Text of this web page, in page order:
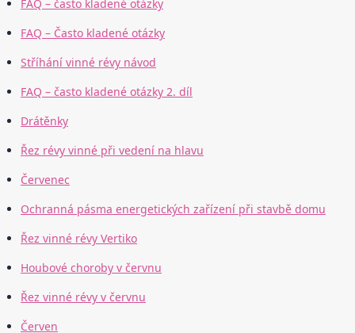
FAQ – často kladené otázky
FAQ – Často kladené otázky
Stříhání vinné révy návod
FAQ – často kladené otázky 2. díl
Drátěnky
Řez révy vinné při vedení na hlavu
Červenec
Ochranná pásma energetických zařízení při stavbě domu
Řez vinné révy Vertiko
Houbové choroby v červnu
Řez vinné révy v červnu
Červen